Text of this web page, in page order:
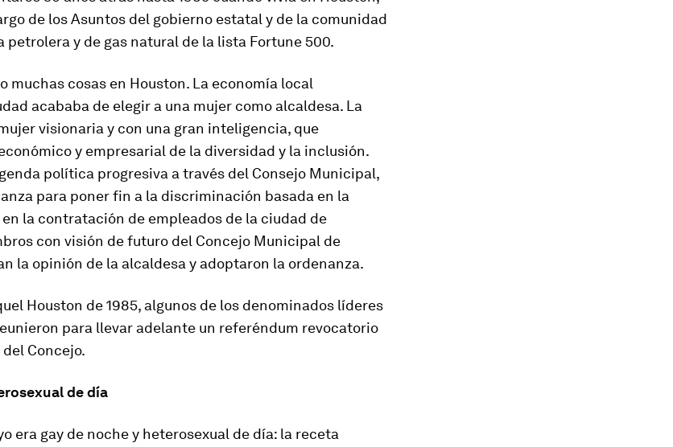
de los Asuntos del gobierno estatal y de la comunidad
petrolera y de gas natural de la lista Fortune 500.
muchas cosas en Houston. La economía local
acababa de elegir a una mujer como alcaldesa. La
visionaria y con una gran inteligencia, que
y empresarial de la diversidad y la inclusión.
política progresiva a través del Consejo Municipal,
para poner fin a la discriminación basada en la
la contratación de empleados de la ciudad de
con visión de futuro del Concejo Municipal de
la opinión de la alcaldesa y adoptaron la ordenanza.
Houston de 1985, algunos de los denominados líderes
para llevar adelante un referéndum revocatorio
Concejo.
de día
era gay de noche y heterosexual de día: la receta